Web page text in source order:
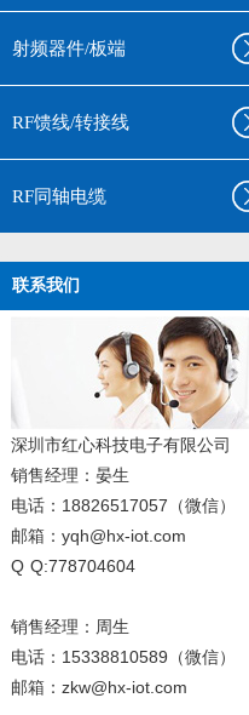
射频器件/板端
RF馈线/转接线
RF同轴电缆
联系我们
深圳市红心科技电子有限公司
销售经理 ：晏生
电话：18826517057（微信）
邮箱：yqh@hx-iot.com
Q Q:778704604
销售经理：周生
电话 ：15338810589 （微信）
邮箱：zkw@hx-iot.com